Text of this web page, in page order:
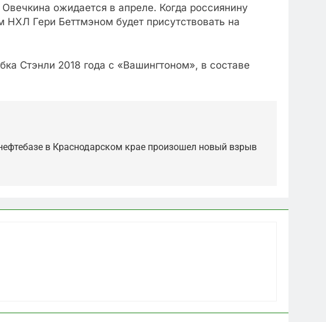
ожидается в апреле. Когда россиянину
НХЛ Гери Беттмэном будет присутствовать на
Стэнли 2018 года с «Вашингтоном», в составе
в Краснодарском крае произошел новый взрыв
руки» после ударов по